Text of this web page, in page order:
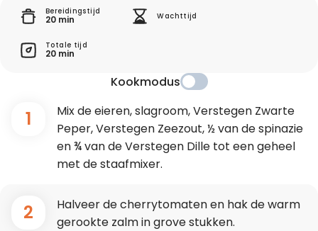
Bereidingstijd
20 min Wachttijd
Totale tijd
20 min
Kookmodus
1
Mix de eieren, slagroom, Verstegen Zwarte
Peper, Verstegen Zeezout, ½ van de spinazie
en ¾ van de Verstegen Dille tot een geheel
met de staafmixer.
2
Halveer de cherrytomaten en hak de warm
gerookte zalm in grove stukken.